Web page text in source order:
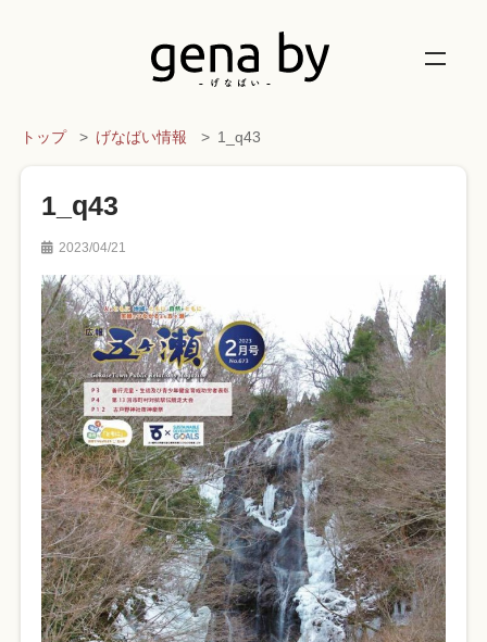
トップ げなばい情報 1_q43
1_q43
2023/04/21